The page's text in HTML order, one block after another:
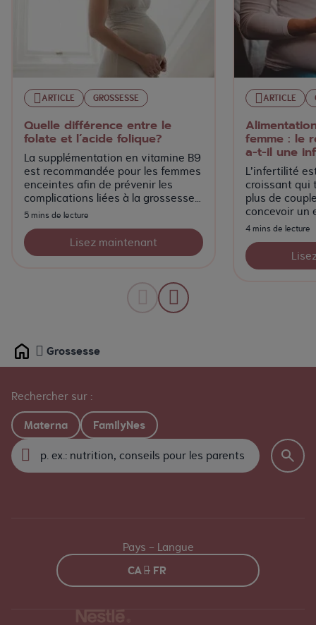
ARTICLE GROSSESSE
Quelle différence entre le
folate et l’acide folique?
La supplémentation en vitamine B9
est recommandée pour les femmes
enceintes afin de prévenir les
complications liées à la grossesse,
principalement les anomalies du
tube neural.
5 mins de lecture
Lisez maintenant
ARTICLE
femme : le
a-t-il une
L’infertilité
croissant qui
plus de
concevoir un
4 mins de lecture
Home Grossesse
Rechercher sur :
Materna FamilyNes
Pays - Langue
CA - FR